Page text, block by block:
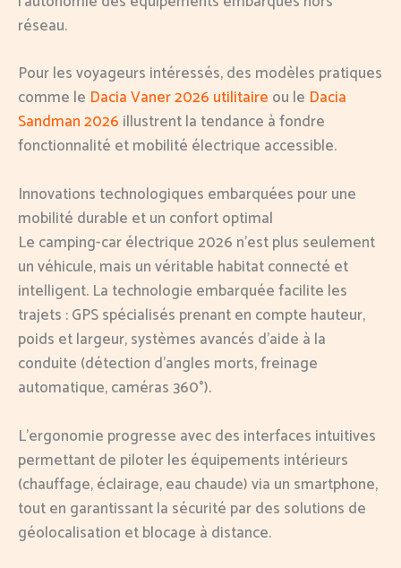
réseau.
Pour les voyageurs intéressés, des modèles pratiques
comme le Dacia Vaner 2026 utilitaire ou le Dacia
Sandman 2026 illustrent la tendance à fondre
fonctionnalité et mobilité électrique accessible.
Innovations technologiques embarquées pour une
mobilité durable et un confort optimal
Le camping-car électrique 2026 n’est plus seulement
un véhicule, mais un véritable habitat connecté et
intelligent. La technologie embarquée facilite les
trajets : GPS spécialisés prenant en compte hauteur,
poids et largeur, systèmes avancés d’aide à la
conduite (détection d’angles morts, freinage
automatique, caméras 360°).
L’ergonomie progresse avec des interfaces intuitives
permettant de piloter les équipements intérieurs
(chauffage, éclairage, eau chaude) via un smartphone,
tout en garantissant la sécurité par des solutions de
géolocalisation et blocage à distance.